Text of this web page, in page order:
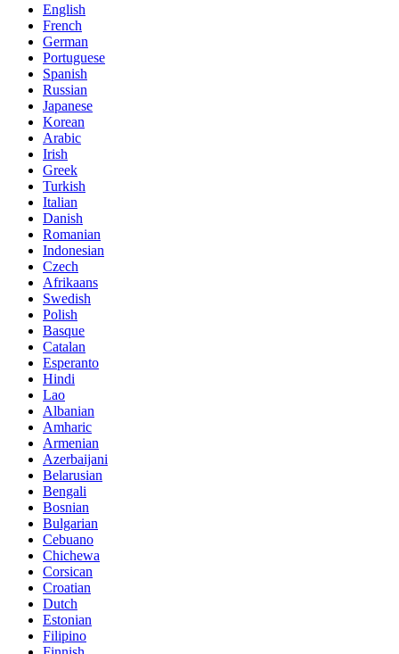
English
French
German
Portuguese
Spanish
Russian
Japanese
Korean
Arabic
Irish
Greek
Turkish
Italian
Danish
Romanian
Indonesian
Czech
Afrikaans
Swedish
Polish
Basque
Catalan
Esperanto
Hindi
Lao
Albanian
Amharic
Armenian
Azerbaijani
Belarusian
Bengali
Bosnian
Bulgarian
Cebuano
Chichewa
Corsican
Croatian
Dutch
Estonian
Filipino